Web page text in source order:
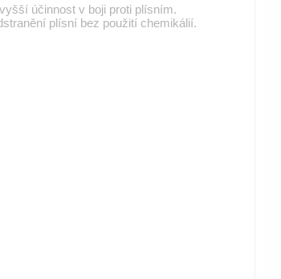
účinnost v boji proti plísním.
plísní bez použití chemikálií.